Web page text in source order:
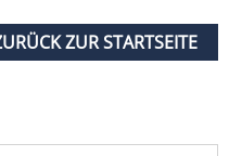
ZUR STARTSEITE